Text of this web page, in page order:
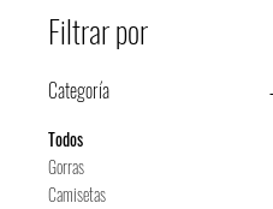
Filtrar por
Categoría
Todos
Gorras
Camisetas